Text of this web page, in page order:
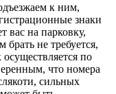
к ним,
знаки
вас на парковку,
не требуется,
по
что номера
сильных